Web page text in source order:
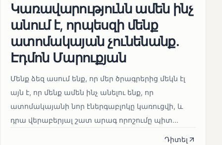
Կառավարությունն ամեն ինչ
անում է, որպեսզի մենք
ատոմակայան չունենանք․
Էդմոն Մարուքյան
Մենք ձեզ ասում ենք, որ մեր ծրագրերից մեկն էլ
այն է, որ մենք ամեն ինչ անելու ենք, որ
ատոմակայանի նոր էներգաբլոկը կառուցվի, և
դրա վերաբերյալ շատ արագ որոշումը պիտ...
Դիտել